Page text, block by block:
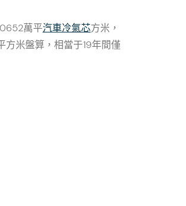
萬平汽車冷氣芯方米，
方米盤算，相當于19年間僅